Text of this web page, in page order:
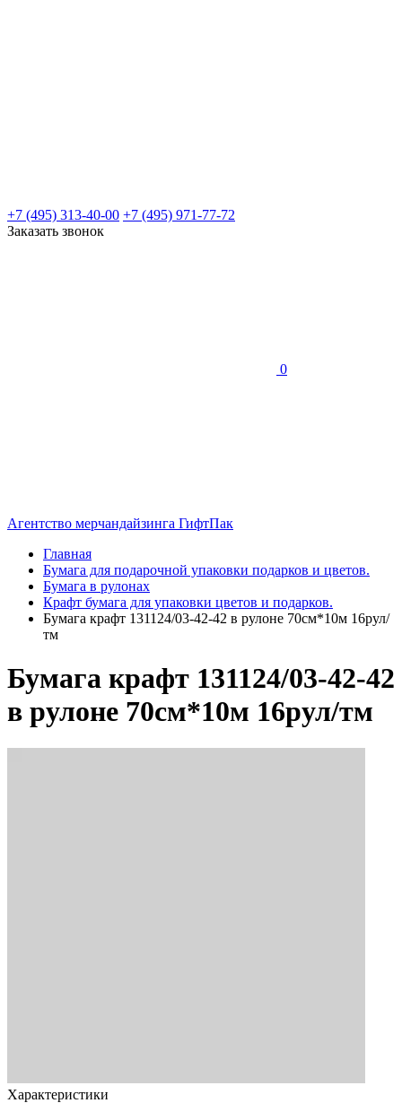
+7 (495) 313-40-00 +7 (495) 971-77-72
Заказать звонок
0
Агентство мерчандайзинга ГифтПак
Главная
Бумага для подарочной упаковки подарков и цветов.
Бумага в рулонах
Крафт бумага для упаковки цветов и подарков.
Бумага крафт 131124/03-42-42 в рулоне 70см*10м 16рул/
тм
Бумага крафт 131124/03-42-42
в рулоне 70см*10м 16рул/тм
Характеристики